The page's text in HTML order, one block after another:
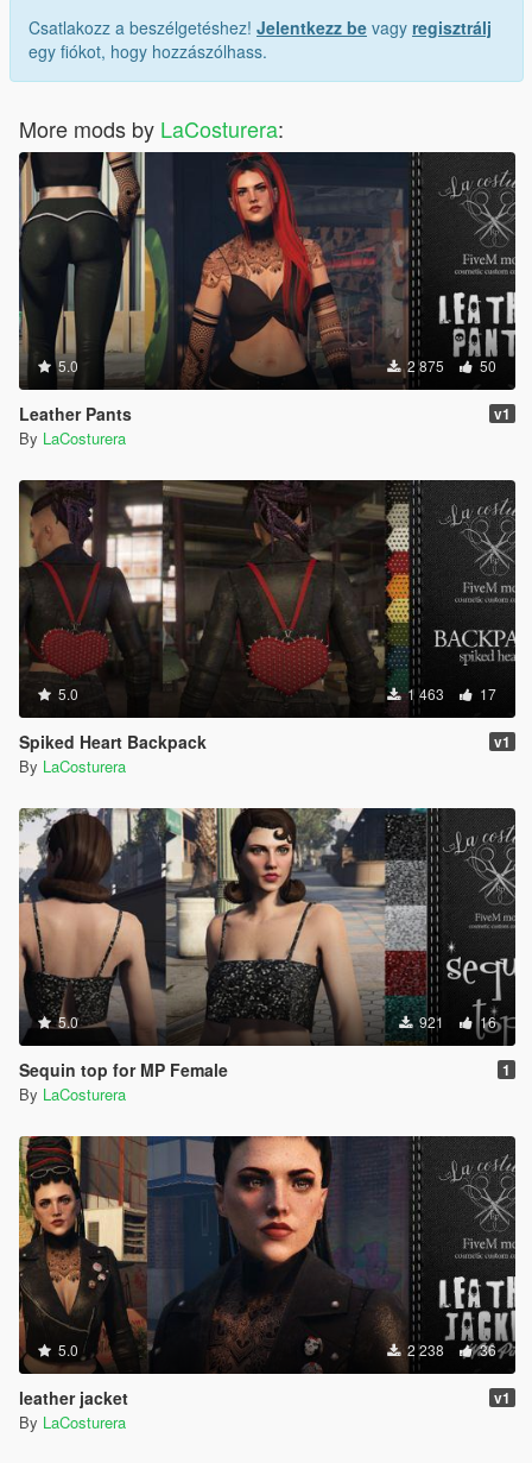
Csatlakozz a beszélgetéshez! Jelentkezz be vagy regisztrálj
egy fiókot, hogy hozzászólhass.
More mods by LaCosturera:
5.0 2 875 50
Leather Pants v1
By LaCosturera
5.0 1 463 17
Spiked Heart Backpack v1
By LaCosturera
5.0 921 16
Sequin top for MP Female 1
By LaCosturera
5.0 2 238 36
leather jacket v1
By LaCosturera